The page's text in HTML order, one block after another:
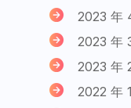
2023 年
2023 年
2023 年
2022 年